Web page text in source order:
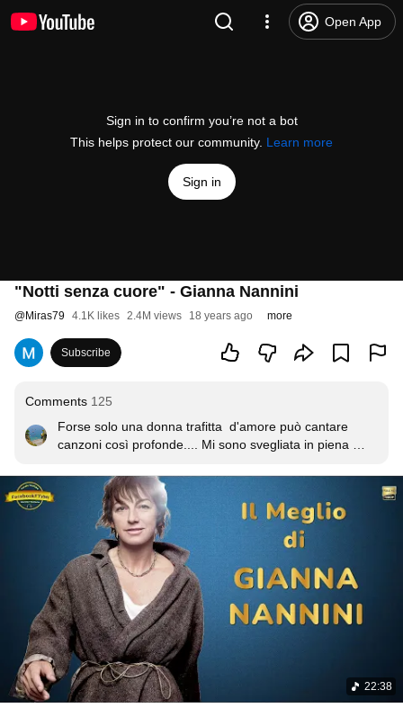
Open App
Sign in to confirm you’re not a bot
This helps protect our community. Learn more
Sign in
"Notti senza cuore" - Gianna Nannini
@Miras79 4.1K likes 2.4M views 18 years ago more
Subscribe
Comments 125
Forse solo una donna trafitta  d'amore può cantare
canzoni così profonde.... Mi sono svegliata in piena
il prima possibile.... E pensare che dall'altra parte
nessuno saprà mai niente... Perché le notti in cui il
cuore non c'è e perché sta dall'altra parte del mondo!
22:38